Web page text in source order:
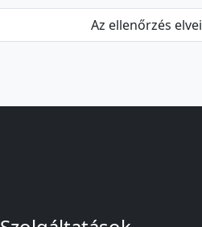
Az ellenőrzés elvei